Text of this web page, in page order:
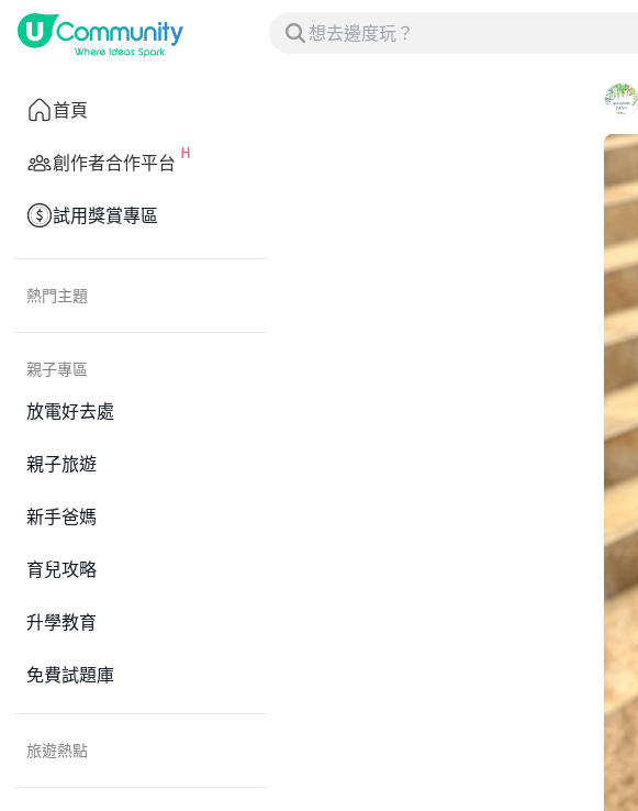
首頁
創作者合作平台
試用獎賞專區
熱門主題
親子專區
放電好去處
親子旅遊
新手爸媽
育兒攻略
升學教育
免費試題庫
旅遊熱點